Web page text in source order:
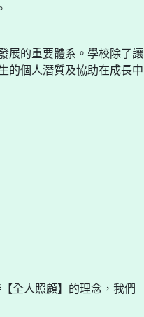
展的重要體系。學校除了讓
的個人潛質及協助在成長中
全人照顧】的理念，我們